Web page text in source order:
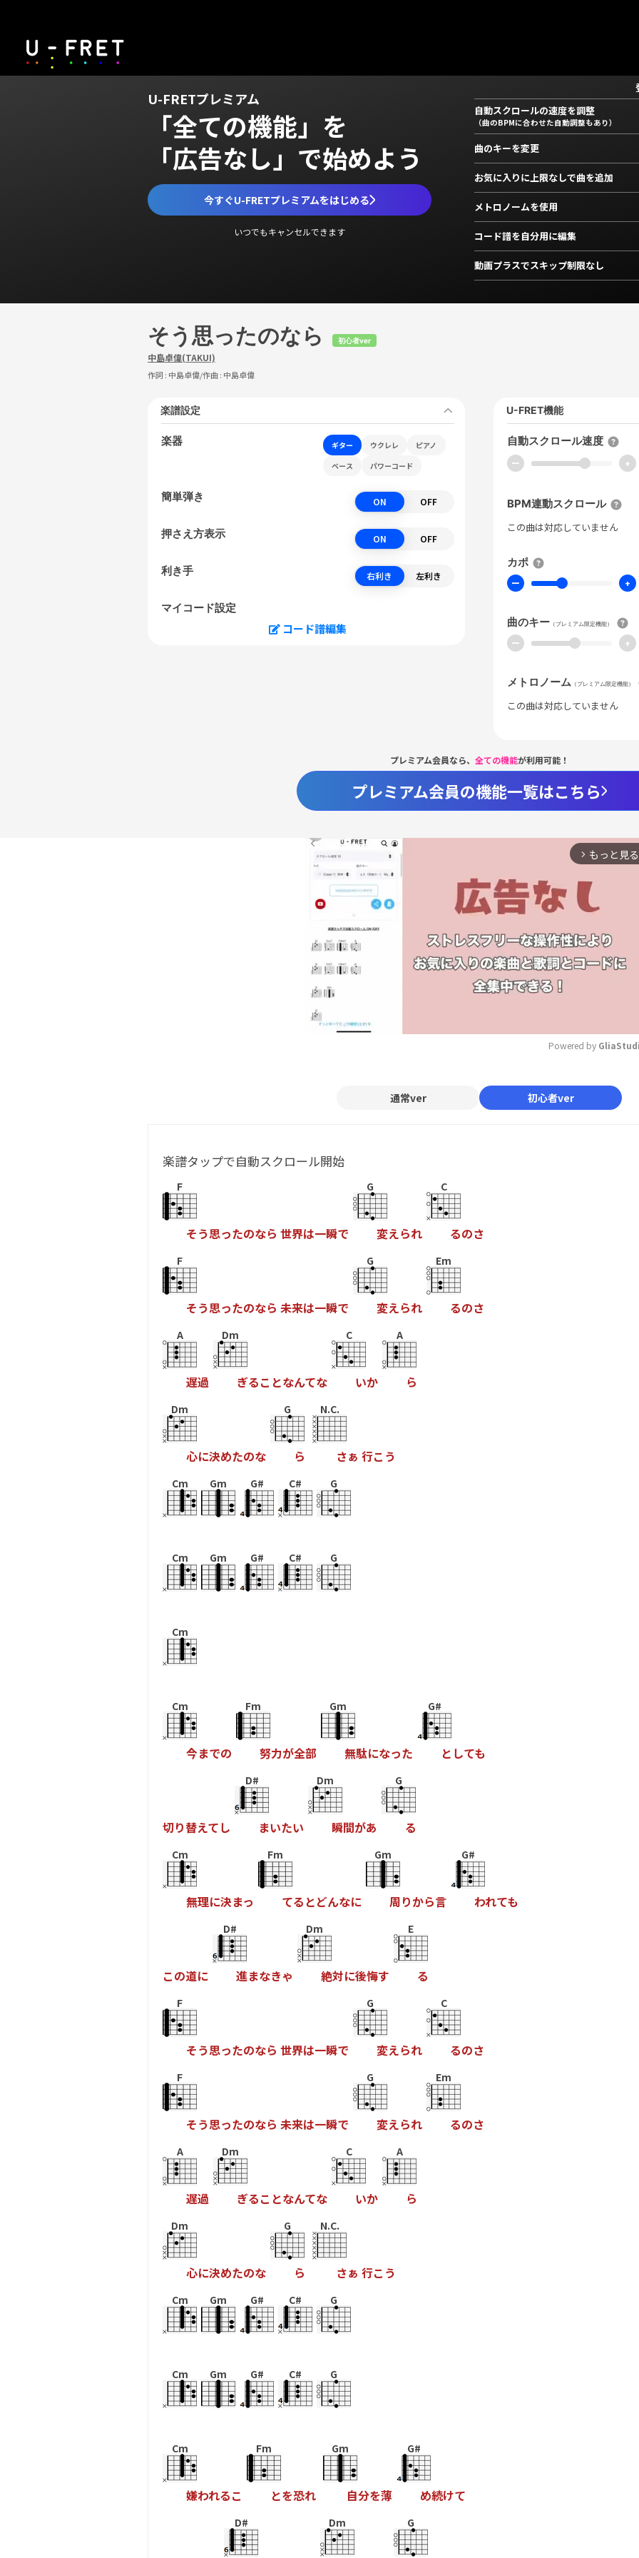
U-FRETプレミアム
「全ての機能」を
「広告なし」で始めよう
今すぐU-FRETプレミアムをはじめる
いつでもキャンセルできます
自動スクロールの速度を調整
（曲のBPMに合わせた自動調整もあり）
曲のキーを変更
お気に入りに上限なしで曲を追加
メトロノームを使用
コード譜を自分用に編集
動画プラスでスキップ制限なし
そう思ったのなら 初心者ver
中島卓偉(TAKUI)
作詞 : 中島卓偉/作曲 : 中島卓偉
楽譜設定
楽器 ギター ウクレレ
ピアノ
ベース
パワーコード
簡単弾き ON OFF
押さえ方表示 ON OFF
利き手 右利き 左利き
マイコード設定
コード譜編集
U-FRET機能
自動スクロール速度
ー +
BPM連動スクロール
この曲は対応していません
カポ
ー +
曲のキー （プレミアム限定機能）
ー +
メトロノーム （プレミアム限定機能）
この曲は対応していません
プレミアム会員なら、 全ての機能が利用可能！
プレミアム会員の機能一覧はこちら
arrow_forward_ios もっと見る
Mute
Powered by
通常ver 初心者ver
楽譜タップで自動スクロール開始
F
そう思ったのなら 世界は一瞬で
G
変えられ
C
るのさ
F
そう思ったのなら 未来は一瞬で
G
変えられ
Em
るのさ
A
遅過
Dm
ぎるこ となんてな
C
いか
A
ら
Dm
心に決めたのな
G
ら
N.C.
さぁ 行こ う
Cm Gm G# C# G
Cm Gm G# C# G
Cm
Cm
今までの
Fm
努力が全部
Gm
無駄になった
G#
と しても
切り替えてし
D#
まいたい
Dm
瞬間があ
G
る
Cm
無理に決まっ
Fm
てる とどんなに
Gm
周りから言
G#
われても
この道に
D#
進まなきゃ
Dm
絶対に後悔す
E
る
F
そう思ったのなら 世界は一瞬で
G
変えられ
C
るのさ
F
そう思ったのなら 未来は一瞬で
G
変えられ
Em
るのさ
A
遅過
Dm
ぎるこ となんてな
C
いか
A
ら
Dm
心に決めたのな
G
ら
N.C.
さぁ 行こ う
Cm Gm G# C# G
Cm Gm G# C# G
Cm
嫌われるこ
Fm
とを恐れ
Gm
自分を薄
G#
め続けて
D# Dm G